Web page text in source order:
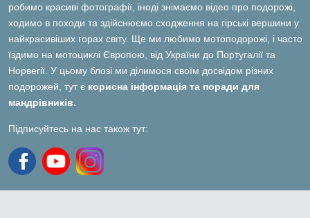
робимо красиві фотографії, іноді знімаємо відео про подорожі,
ходимо в походи та здійснюємо сходження на гірські вершини у
найкрасивіших горах світу. Ще ми любимо мотоподорожі, і часто
їздимо на мотоциклі Європою, від України до Португалії та
Норвегії. У цьому блозі ми ділимося своїм досвідом різних
подорожей, тут є корисна інформація та поради для
мандрівників.
Підписуйтесь на нас також тут: